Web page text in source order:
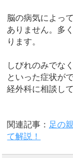
脳の病気によっ
ありません。多
ります。
しびれのみでな
といった症状が
経外科に相談し
関連記事： 足の
て解説！